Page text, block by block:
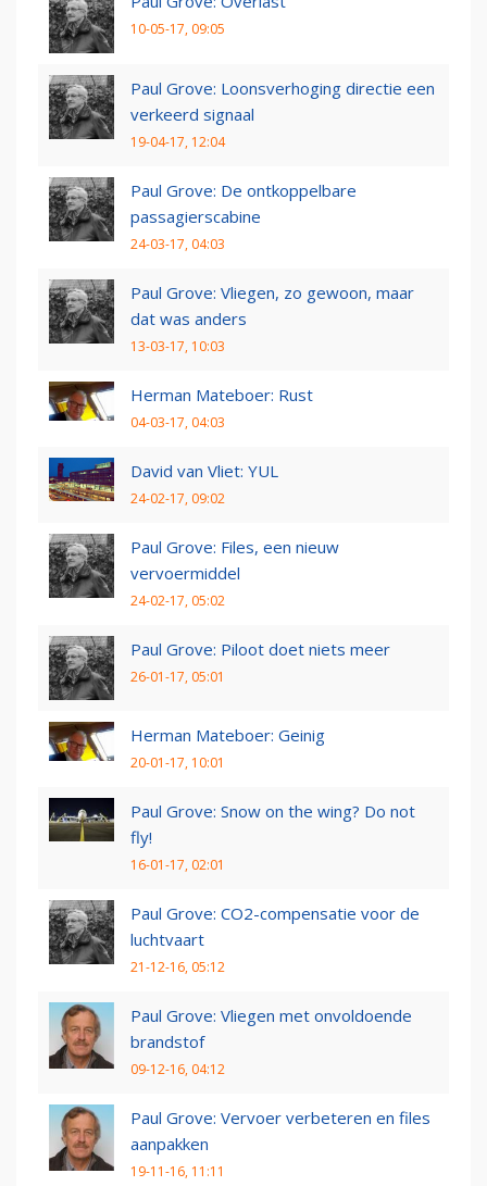
10-05-17, 09:05
Paul Grove: Loonsverhoging directie een
verkeerd signaal
19-04-17, 12:04
Paul Grove: De ontkoppelbare
passagierscabine
24-03-17, 04:03
Paul Grove: Vliegen, zo gewoon, maar
dat was anders
13-03-17, 10:03
Herman Mateboer: Rust
04-03-17, 04:03
David van Vliet: YUL
24-02-17, 09:02
Paul Grove: Files, een nieuw
vervoermiddel
24-02-17, 05:02
Paul Grove: Piloot doet niets meer
26-01-17, 05:01
Herman Mateboer: Geinig
20-01-17, 10:01
Paul Grove: Snow on the wing? Do not
fly!
16-01-17, 02:01
Paul Grove: CO2-compensatie voor de
luchtvaart
21-12-16, 05:12
Paul Grove: Vliegen met onvoldoende
brandstof
09-12-16, 04:12
Paul Grove: Vervoer verbeteren en files
aanpakken
19-11-16, 11:11